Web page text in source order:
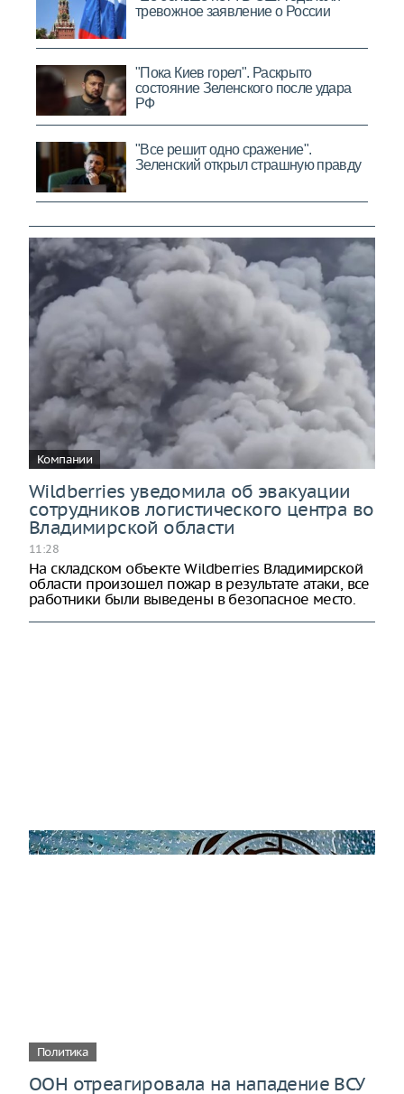
Компании
Wildberries уведомила об эвакуации
сотрудников логистического центра во
Владимирской области
11:28
На складском объекте Wildberries Владимирской
области произошел пожар в результате атаки, все
работники были выведены в безопасное место.
Политика
ООН отреагировала на нападение ВСУ